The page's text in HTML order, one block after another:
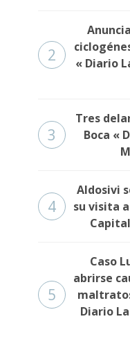
2
« Diario
3
Tres
Boca «
4
Aldosivi
su visita
5
Caso
abrirse
Diario